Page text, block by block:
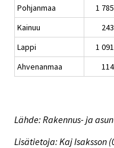
Pohjanmaa
1 785
Kainuu
243
Lappi
1 091
Ahvenanmaa
114
Lähde: Rakennus- ja
Lisätietoja: Kaj Isaksson